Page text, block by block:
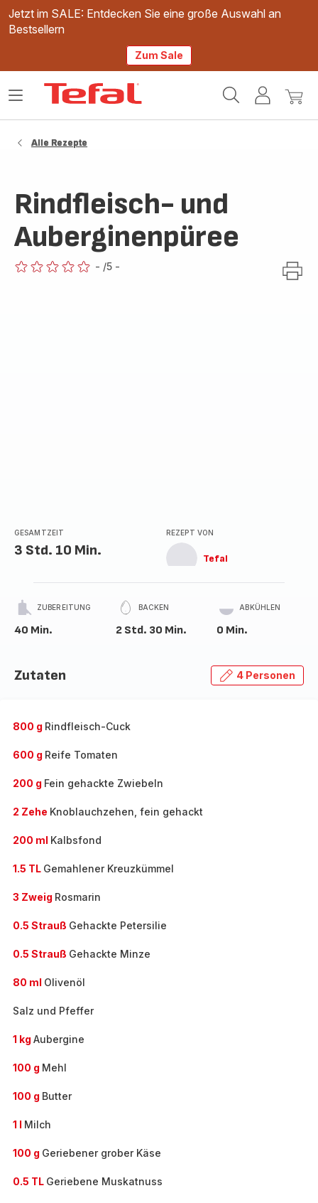
Jetzt im SALE: Entdecken Sie eine große Auswahl an
Bestsellern
Zum Sale
Mein
Mein
Das
Alle Rezepte
Rindfleisch- und
Auberginenpüree
- /5 -
GESAMTZEIT
3 Std. 10 Min.
REZEPT VON
Tefal
ZUBEREITUNG
40 Min.
BACKEN
2 Std. 30 Min.
ABKÜHLEN
0 Min.
Zutaten 4 Personen
800 g Rindfleisch-Cuck
600 g Reife Tomaten
200 g Fein gehackte Zwiebeln
2 Zehe Knoblauchzehen, fein gehackt
200 ml Kalbsfond
1.5 TL Gemahlener Kreuzkümmel
3 Zweig Rosmarin
0.5 Strauß Gehackte Petersilie
0.5 Strauß Gehackte Minze
80 ml Olivenöl
Salz und Pfeffer
1 kg Aubergine
100 g Mehl
100 g Butter
1 l Milch
100 g Geriebener grober Käse
0.5 TL Geriebene Muskatnuss